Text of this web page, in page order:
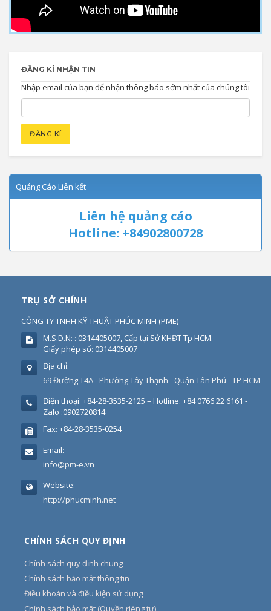
ĐĂNG KÍ NHẬN TIN
Nhập email của bạn để nhận thông báo sớm nhất của chúng tôi
Quảng Cáo Liên kết
Liên hệ quảng cáo
Hotline: +84902800728
TRỤ SỞ CHÍNH
CÔNG TY TNHH KỸ THUẬT PHÚC MINH (PME)
M.S.D.N: : 0314405007, Cấp tại Sở KHĐT Tp HCM.
Giấy phép số: 0314405007
Địa chỉ:
69 Đường T4A - Phường Tây Thạnh - Quận Tân Phú - TP HCM
Điện thoại: +84-28-3535-2125 – Hotline: +84 0766 22 6161 -
Zalo :0902720814
Fax: +84-28-3535-0254
Email:
info@pm-e.vn
Website:
http://phucminh.net
CHÍNH SÁCH QUY ĐỊNH
Chính sách quy định chung
Chính sách bảo mật thông tin
Điều khoản và điều kiện sử dụng
Chính sách bảo mật (Quyền riêng tư)